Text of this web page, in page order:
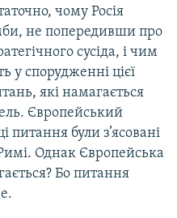
чому Росія
не попередивши про
сусіда, і чим
у спорудженні цієї
які намагається
Європейський
були з’ясовані
Однак Європейська
Бо питання